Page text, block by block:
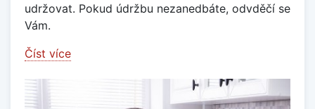
udržovat. Pokud údržbu nezanedbáte, odvděčí se
Vám.
Číst více